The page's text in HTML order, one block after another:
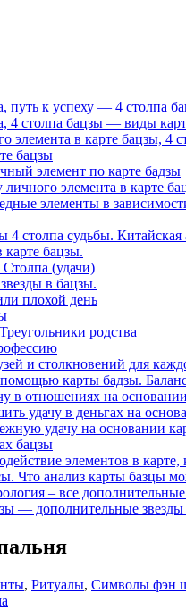
путь к успеху — 4 столпа
4 столпа бацзы — виды карт
элемента в карте бацзы, 4
бацзы
элемент по карте бадзы
личного элемента в карте
элементы в
4 столпа судьбы. Китайская
бацзы.
(удачи)
в бацзы.
плохой день
родства
и cтолкновений для
карты бадзы.
в отношениях на
удачу в деньгах на
удачу на основании
бацзы
элементов в
Что анализ карты базцы
– все
— дополнительные
, Ритуалы, Символы фэн